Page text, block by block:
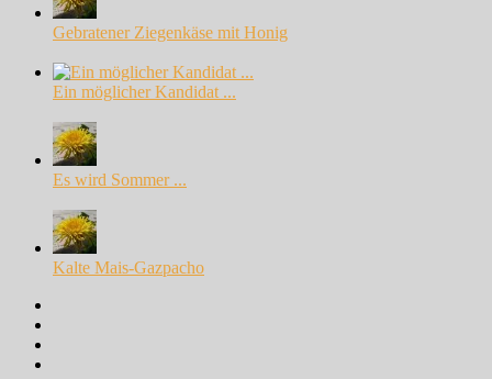
Gebratener Ziegenkäse mit Honig
Ein möglicher Kandidat ...
Es wird Sommer ...
Kalte Mais-Gazpacho